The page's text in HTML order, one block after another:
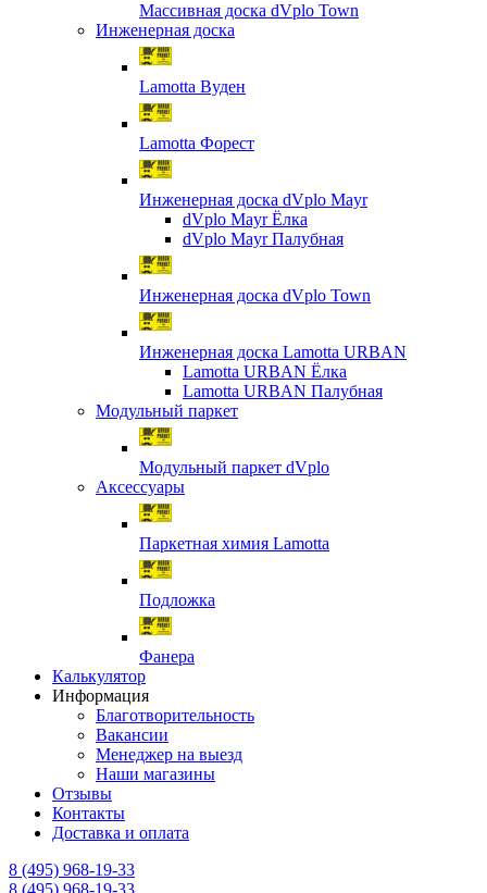
Массивная доска dVplo Town
Инженерная доска
Lamotta Вуден
Lamotta Форест
Инженерная доска dVplo Mayr
dVplo Mayr Ёлка
dVplo Mayr Палубная
Инженерная доска dVplo Town
Инженерная доска Lamotta URBAN
Lamotta URBAN Ёлка
Lamotta URBAN Палубная
Модульный паркет
Модульный паркет dVplo
Аксессуары
Паркетная химия Lamotta
Подложка
Фанера
Калькулятор
Информация
Благотворительность
Вакансии
Менеджер на выезд
Наши магазины
Отзывы
Контакты
Доставка и оплата
8 (495) 968-19-33
8 (495) 968-19-33